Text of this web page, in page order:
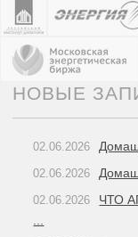
НОВЫЕ
02.06.2026
02.06.2026
02.06.2026
ЧТО